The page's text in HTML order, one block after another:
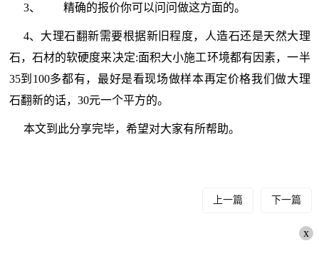
3、 精确的报价你可以问问做这方面的。
4、大理石翻新需要根据新旧程度，人造石还是天然大理
石，石材的软硬度来决定:面积大小施工环境都有因素，一半
35到100多都有，最好是看现场做样本再定价格我们做大理
石翻新的话，30元一个平方的。
本文到此分享完毕，希望对大家有所帮助。
上一篇 下一篇
x